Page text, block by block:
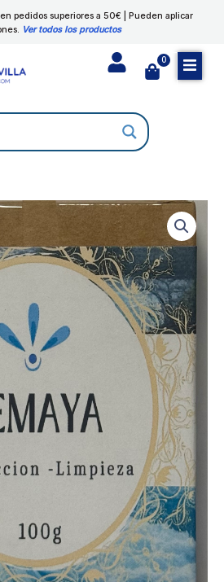
en pedidos superiores a 50€ | Pueden aplicar
Ver todos los productos
0
Cart